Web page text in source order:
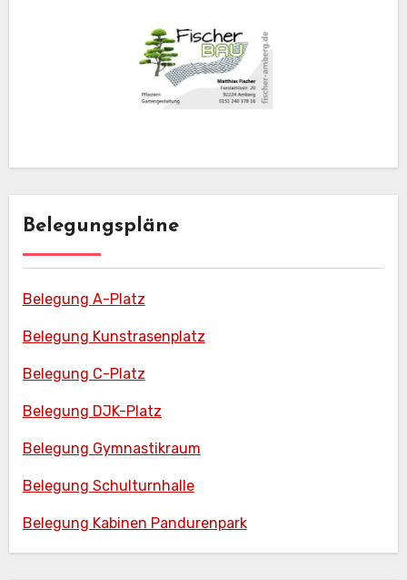
Belegungspläne
Belegung A-Platz
Belegung Kunstrasenplatz
Belegung C-Platz
Belegung DJK-Platz
Belegung Gymnastikraum
Belegung Schulturnhalle
Belegung Kabinen Pandurenpark